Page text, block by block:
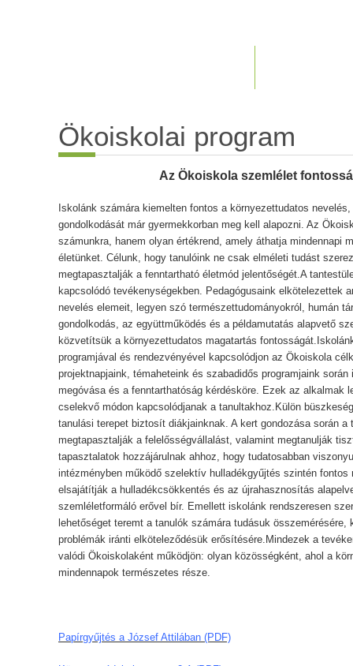
Ökoiskolai program
Az Ökoiskola szemlélet
Iskolánk számára kiemelten fontos a környezettudatos
gondolkodását már gyermekkorban meg kell alapozni. Az
számunkra, hanem olyan értékrend, amely áthatja mindennapi
életünket. Célunk, hogy tanulóink ne csak elméleti tudást
megtapasztalják a fenntartható életmód jelentőségét.A
kapcsolódó tevékenységekben. Pedagógusaink elkötelezettek
nevelés elemeit, legyen szó természettudományokról, humán
gondolkodás, az együttműködés és a példamutatás alapvető
közvetítsük a környezettudatos magatartás
programjával és rendezvényével kapcsolódjon az Ökoiskola
projektnapjaink, témaheteink és szabadidős programjaink
megóvása és a fenntarthatóság kérdésköre. Ezek az alkalmak
cselekvő módon kapcsolódjanak a tanultakhoz.Külön
tanulási terepet biztosít diákjainknak. A kert gondozása során
megtapasztalják a felelősségvállalást, valamint megtanulják
tapasztalatok hozzájárulnak ahhoz, hogy tudatosabban
intézményben működő szelektív hulladékgyűjtés szintén
elsajátítják a hulladékcsökkentés és az újrahasznosítás
szemléletformáló erővel bír. Emellett iskolánk rendszeresen
lehetőséget teremt a tanulók számára tudásuk
problémák iránti elköteleződésük erősítésére.Mindezek a
valódi Ökoiskolaként működjön: olyan közösségként, ahol a
mindennapok természetes része.
Papírgyűjtés a József Attilában (PDF)